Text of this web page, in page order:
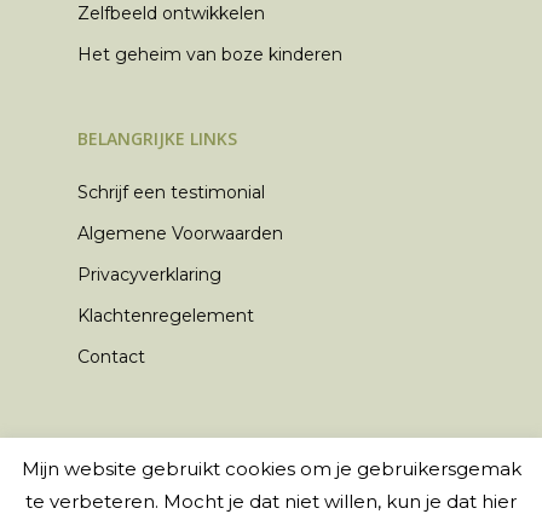
Zelfbeeld ontwikkelen
Het geheim van boze kinderen
BELANGRIJKE LINKS
Schrijf een testimonial
Algemene Voorwaarden
Privacyverklaring
Klachtenregelement
Contact
© 2026 Kei Kids Coaching. Webdesign door
Mijn website gebruikt cookies om je gebruikersgemak
te verbeteren. Mocht je dat niet willen, kun je dat hier